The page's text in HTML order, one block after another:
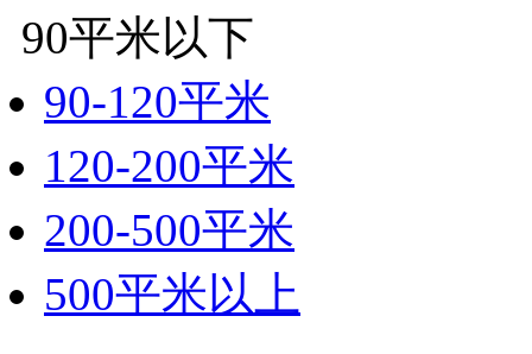
90平米以下
90-120平米
120-200平米
200-500平米
500平米以上